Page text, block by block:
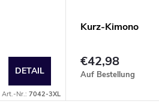
DETAIL
Art.-Nr.: 7042-3XL
Kurz-Kimono
€42,98
Auf Bestellung